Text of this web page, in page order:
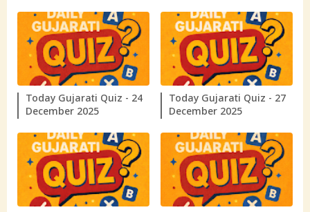
Today Gujarati Quiz - 24
December 2025
Today Gujarati Quiz - 27
December 2025